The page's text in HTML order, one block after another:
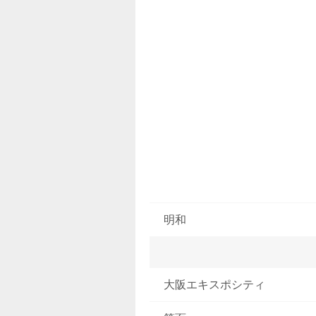
明和
大阪エキスポシティ